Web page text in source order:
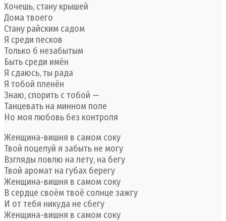
Хочешь, стану крышей
Дома твоего
Стану райским садом
Я среди песков
Только б незабытым
Быть среди имён
Я сдаюсь, ты рада
Я тобой пленён
Знаю, спорить с тобой —
Танцевать на минном поле
Но моя любовь без контроля
Женщина-вишня в самом соку
Твой поцелуй я забыть не могу
Взгляды ловлю на лету, на бегу
Твой аромат на губах берегу
Женщина-вишня в самом соку
В сердце своём твоё солнце зажгу
И от тебя никуда не сбегу
Женщина-вишня в самом соку